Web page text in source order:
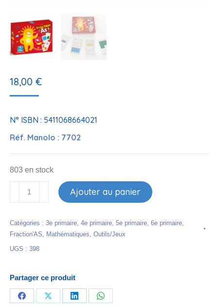
18,00 €
N° ISBN : 5411068664021
Réf. Manolo : 7702
803 en stock
de
cartes
fraction'AS
Ajouter au panier
Catégories : 3e primaire 4e primaire 5e primaire 6e primaire
Fraction'AS
Mathématiques Outils/Jeux
UGS : 398
Partager ce produit
PartagerPartagerPartagerPartager